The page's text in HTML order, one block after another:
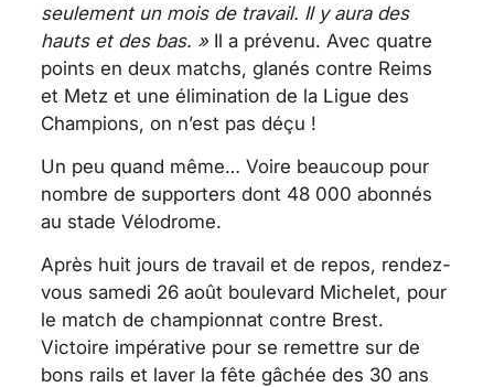
seulement un mois de travail. Il y aura des
hauts et des bas. » Il a prévenu. Avec quatre
points en deux matchs, glanés contre Reims
et Metz et une élimination de la Ligue des
Champions, on n’est pas déçu !
Un peu quand même… Voire beaucoup pour
nombre de supporters dont 48 000 abonnés
au stade Vélodrome.
Après huit jours de travail et de repos, rendez-
vous samedi 26 août boulevard Michelet, pour
le match de championnat contre Brest.
Victoire impérative pour se remettre sur de
bons rails et laver la fête gâchée des 30 ans